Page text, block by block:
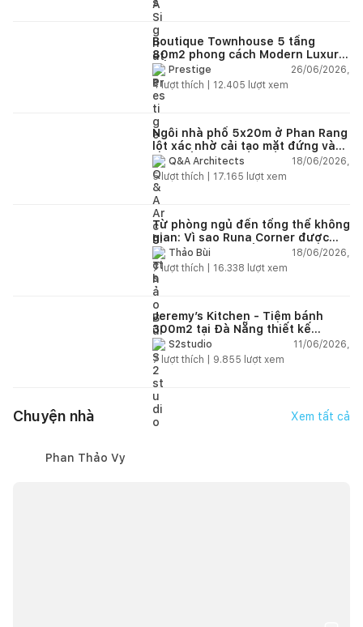
Boutique Townhouse 5 tầng
80m2 phong cách Modern Luxury
kết hợp thương mại và văn phòng
Prestige
26/06/2026,
4lượt thích | 12.405 lượt xem
Ngôi nhà phố 5x20m ở Phan Rang
lột xác nhờ cải tạo mặt đứng và
nội thất
Q&A Architects
18/06/2026,
5lượt thích | 17.165 lượt xem
Từ phòng ngủ đến tổng thể không
gian: Vì sao Runa Corner được
người yêu nội thất hiện đại đánh
giá cao?
Thảo Bùi
18/06/2026,
7lượt thích | 16.338 lượt xem
Jeremy’s Kitchen - Tiệm bánh
300m2 tại Đà Nẵng thiết kế
phong cách công nghiệp hiện đại
ngập tràn ánh sáng tự nhiên
S2studio
11/06/2026,
7 lượt thích | 9.855 lượt xem
Chuyện nhà Xem tất cả
Phan Thảo Vy